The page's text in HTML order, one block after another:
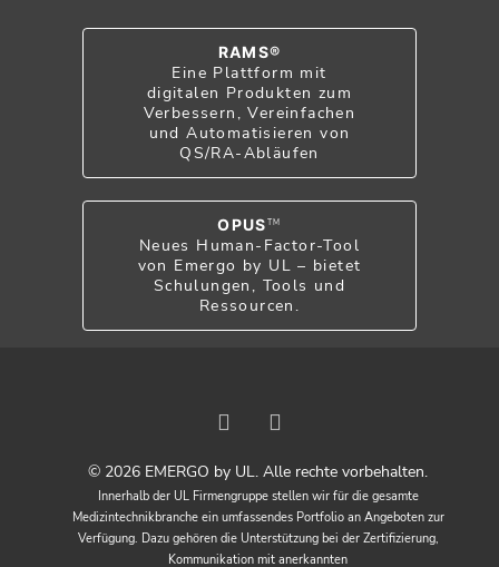
RAMS®
Eine Plattform mit
digitalen Produkten zum
Verbessern, Vereinfachen
und Automatisieren von
QS/RA-Abläufen
OPUS TM
Neues Human-Factor-Tool
von Emergo by UL – bietet
Schulungen, Tools und
Ressourcen.
© 2026 EMERGO by UL. Alle rechte vorbehalten.
Innerhalb der UL Firmengruppe stellen wir für die gesamte
Medizintechnikbranche ein umfassendes Portfolio an Angeboten zur
Verfügung. Dazu gehören die Unterstützung bei der Zertifizierung,
Kommunikation mit anerkannten